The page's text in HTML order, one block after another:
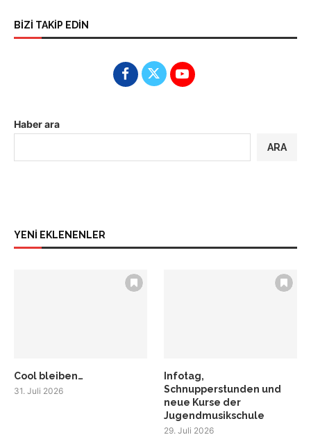
BİZİ TAKİP EDİN
Haber ara
ARA
YENİ EKLENENLER
Cool bleiben…
31. Juli 2026
Infotag,
Schnupperstunden und
neue Kurse der
Jugendmusikschule
29. Juli 2026